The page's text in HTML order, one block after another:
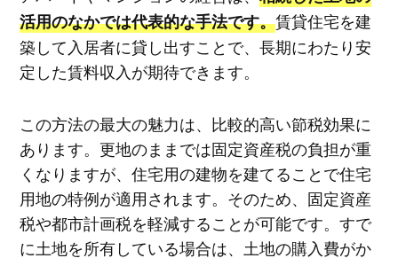
活用のなかでは代表的な手法です。賃貸住宅を建
築して入居者に貸し出すことで、長期にわたり安
定した賃料収入が期待できます。
この方法の最大の魅力は、比較的高い節税効果に
あります。更地のままでは固定資産税の負担が重
くなりますが、住宅用の建物を建てることで住宅
用地の特例が適用されます。そのため、固定資産
税や都市計画税を軽減することが可能です。すで
に土地を所有している場合は、土地の購入費がか